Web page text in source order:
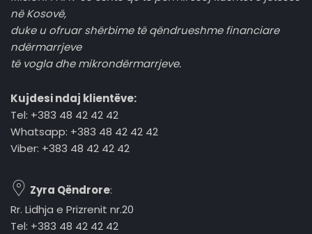
në Kosovë,
duke u ofruar shërbime të qëndrueshme financiare
ndërmarrjeve
të vogla dhe mikrondërmarrjeve.
Kujdesi ndaj klientëve:
Tel: +383 48 42 42 42
Whatsapp: +383 48 42 42 42
Viber: +383 48 42 42 42
Zyra Qëndrore:
Rr. Lidhja e Prizrenit nr.20
Tel: +383 48 42 42 42